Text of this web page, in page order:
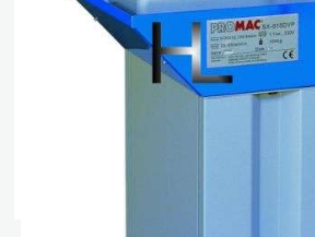
Legg i ønskeliste
Beskrivelse